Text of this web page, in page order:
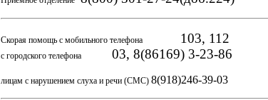
Скорая помощь с мобильного телефона 103, 112
с городского телефона 03, 8(86169) 3-23-86
лицам с нарушением слуха и речи (СМС) 8(918)246-39-03